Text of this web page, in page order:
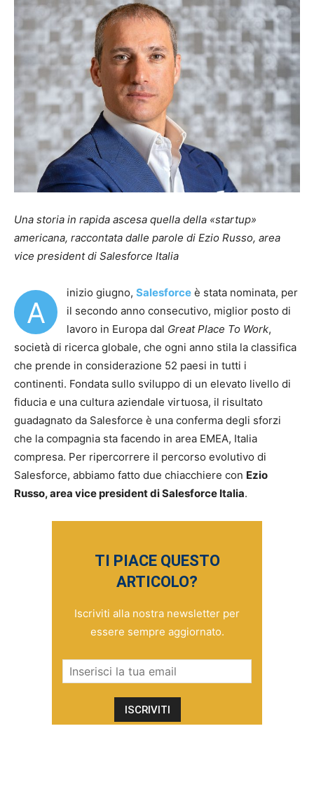
Una storia in rapida ascesa quella della «startup»
americana, raccontata dalle parole di Ezio Russo, area
vice president di Salesforce Italia
A
inizio giugno, Salesforce è stata nominata, per
il secondo anno consecutivo, miglior posto di
lavoro in Europa dal Great Place To Work,
società di ricerca globale, che ogni anno stila la classifica
che prende in considerazione 52 paesi in tutti i
continenti. Fondata sullo sviluppo di un elevato livello di
fiducia e una cultura aziendale virtuosa, il risultato
guadagnato da Salesforce è una conferma degli sforzi
che la compagnia sta facendo in area EMEA, Italia
compresa. Per ripercorrere il percorso evolutivo di
Salesforce, abbiamo fatto due chiacchiere con Ezio
Russo, area vice president di Salesforce Italia.
TI PIACE QUESTO
ARTICOLO?
Iscriviti alla nostra newsletter per
essere sempre aggiornato.